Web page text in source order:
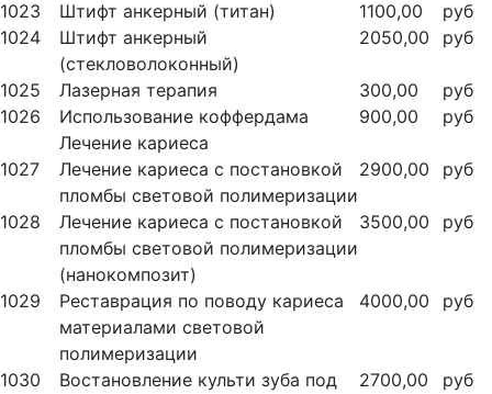
1023 Штифт анкерный (титан) 1100,00
руб
1024
Штифт анкерный
(стекловолоконный)
2050,00 руб
1025 Лазерная терапия 300,00
руб
1026
Использование коффердама 900,00
руб
Лечение кариеса
1027
Лечение кариеса с постановкой
пломбы световой полимеризации
2900,00 руб
1028
Лечение кариеса с постановкой
пломбы световой полимеризации
(нанокомпозит)
3500,00 руб
1029
Реставрация по поводу кариеса
материалами световой
полимеризации
4000,00 руб
1030
Востановление культи зуба под
2700,00 руб